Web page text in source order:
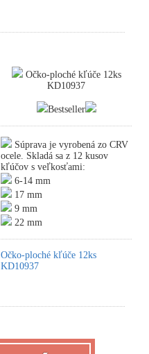
Očko-ploché kľúče 12ks
KD10937
Bestseller
Súprava je vyrobená zo CRV
ocele. Skladá sa z 12 kusov
kľúčov s veľkosťami:
6-14 mm
17 mm
9 mm
22 mm
Očko-ploché kľúče 12ks
KD10937